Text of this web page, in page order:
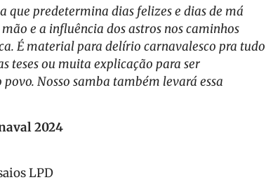
que predetermina dias felizes e dias de má
e a influência dos astros nos caminhos
É material para delírio carnavalesco pra tudo
teses ou muita explicação para ser
Nosso samba também levará essa
2024
LPD